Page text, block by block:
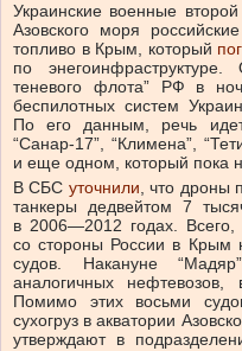
Украинские военные
Азовского моря
топливо в Крым, который
по
теневого флота” РФ в
беспилотных систем
По его данным, речь
“Санар-17”, “Климена”,
и еще одном, который пока
В СБС уточнили, что дроны
танкеры дедвейтом 7
в 2006—2012 годах.
со стороны России в Крым
судов. Накануне
аналогичных
Помимо этих восьми
сухогруз в акватории
утверждают в